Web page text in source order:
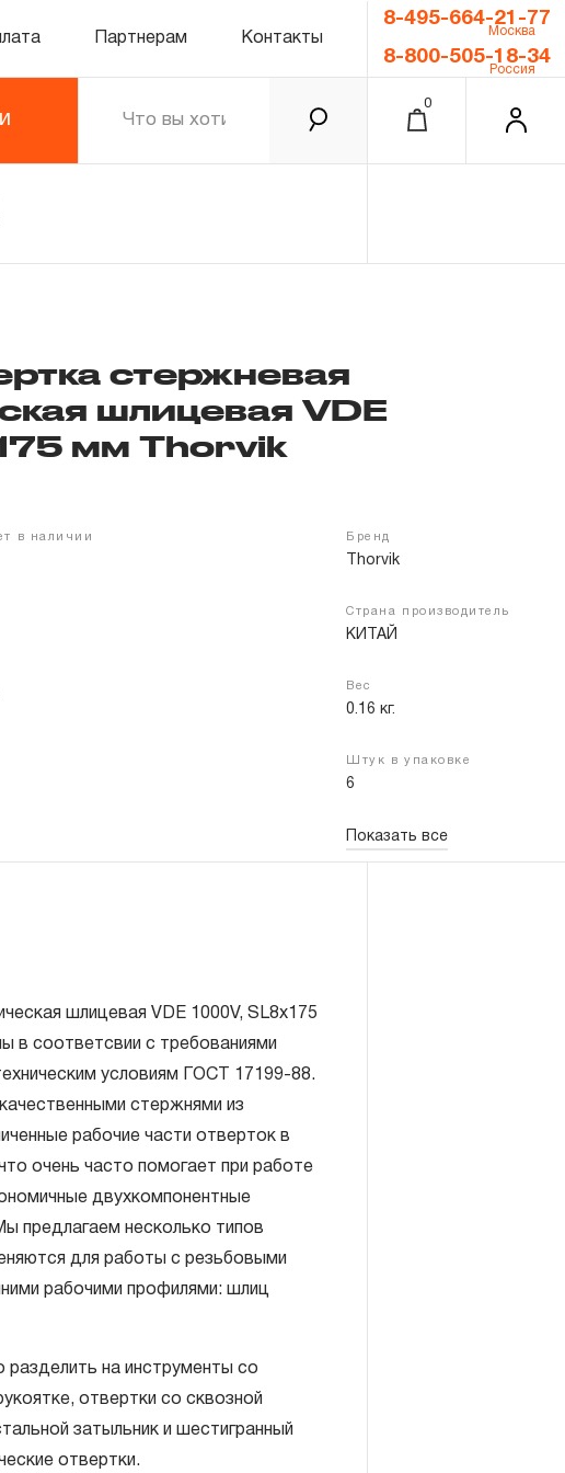
Партнерам Контакты
8-495-664-21-77
Москва
8-800-505-18-34
Россия
0
Итого
Забыли пароль?
стержневая
шлицевая VDE
мм Thorvik
в наличии Бренд
Thorvik
Страна производитель
КИТАЙ
Вес
0.16 кг.
Штук в упаковке
6
Показать все
шлицевая VDE 1000V, SL8x175
в соответсвии с требованиями
условиям ГОСТ 17199-88.
стержнями из
рабочие части отверток в
очень часто помогает при работе
двухкомпонентные
предлагаем несколько типов
для работы с резьбовыми
рабочими профилями: шлиц
разделить на инструменты со
отвертки со сквозной
затыльник и шестигранный
отвертки.
производства.
при условии
правил эксплуатации,
хранения, применяемых для ручного